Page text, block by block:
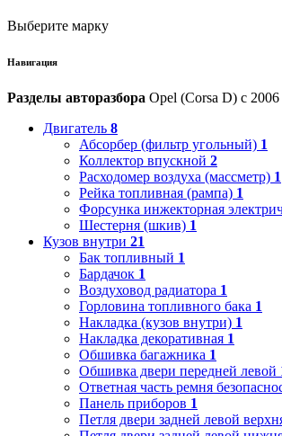
Выберите марку
Навигация
Разделы авторазбора Opel (Corsa D) с
Двигатель 8
Абсорбер (фильтр угольный) 1
Коллектор впускной 2
Расходомер воздуха (массметр) 1
Рейка топливная (рампа) 1
Форсунка инжекторная
Шестерня (шкив) 1
Кузов внутри 21
Бак топливный 1
Бардачок 1
Воздуховод радиатора 1
Горловина топливного бака 1
Накладка (кузов внутри) 1
Накладка декоративная 1
Обшивка багажника 1
Обшивка двери передней левой
Ответная часть ремня
Панель приборов 1
Петля двери задней левой